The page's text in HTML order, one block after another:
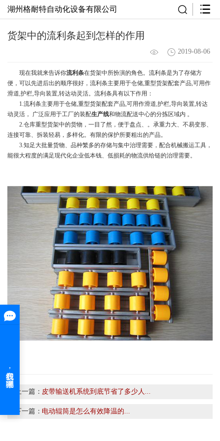
湖州格耐特自动化设备有限公司
货架中的流利条起到怎样的作用
2019-08-06
现在我就来告诉你流利条在货架中所扮演的角色。流利条是为了存储方
便，可以先进后出的顺序很好，流利条主要用于仓储 ,重型货架配套产品,可用作
滑道,护栏,导向装置,转达动灵活。流利条具有以下作用：
1.流利条主要用于仓储,重型货架配套产品,可用作滑道,护栏,导向装置,转达
动灵活， 广泛应用于工厂的装配生产线和物流配送中心的分拣区域内 。
2.仓库重型货架中的货物，一目了然，便于盘点、。承重力大、不易变形、
连接可靠、拆装轻易，多样化。有限的保护所要粗出的产品。
3.知足大批量货物、品种繁多的存储与集中治理需要，配合机械搬运工具，
能很大程度的满足现代化企业低本钱、低损耗的物流供给链的治理需要。
上一篇： 皮带输送机系统到底节省了多少人...
下一篇： 电动辊筒是怎么有效降温的...